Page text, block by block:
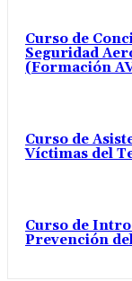
Curso de
Seguridad
(Formación
Curso de
Víctimas del
Curso de
Prevención